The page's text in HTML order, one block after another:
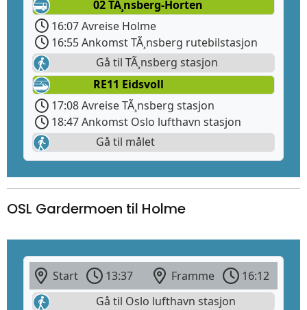
02 TÃ¸nsberg-Horten
16:07 Avreise Holme
16:55 Ankomst TÃ¸nsberg rutebilstasjon
Gå til TÃ¸nsberg stasjon
RE11 Eidsvoll
17:08 Avreise TÃ¸nsberg stasjon
18:47 Ankomst Oslo lufthavn stasjon
Gå til målet
OSL Gardermoen til Holme
Start 13:37 Framme
16:12
Gå til Oslo lufthavn stasjon